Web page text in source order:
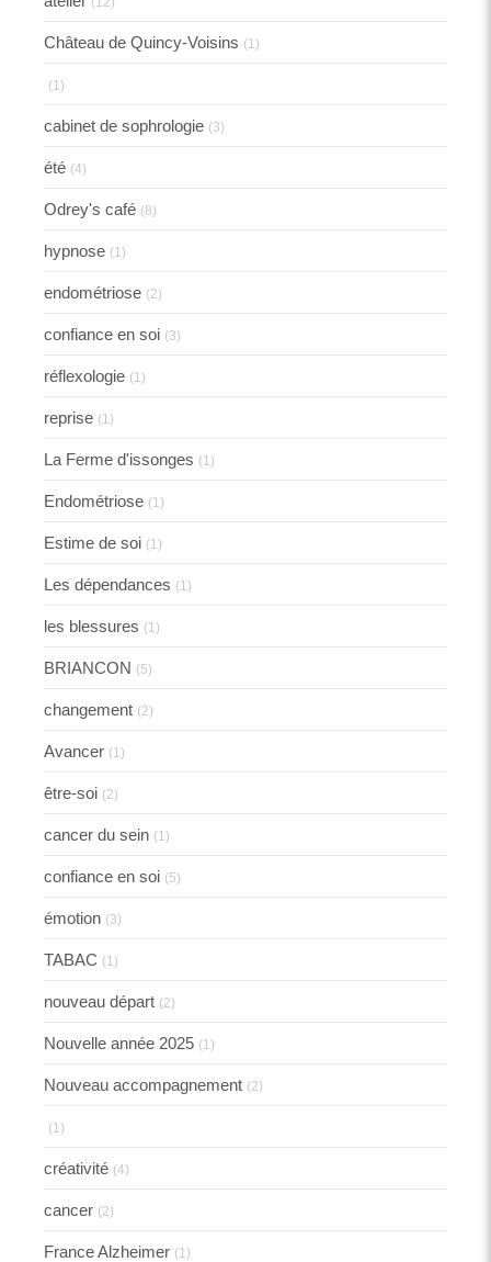
Château de Quincy-Voisins (1)
(1)
cabinet de sophrologie (3)
été (4)
Odrey's café (8)
hypnose (1)
endométriose (2)
confiance en soi (3)
réflexologie (1)
reprise (1)
La Ferme d'issonges (1)
Endométriose (1)
Estime de soi (1)
Les dépendances (1)
les blessures (1)
BRIANCON (5)
changement (2)
Avancer (1)
être-soi (2)
cancer du sein (1)
confiance en soi (5)
émotion (3)
TABAC (1)
nouveau départ (2)
Nouvelle année 2025 (1)
Nouveau accompagnement (2)
(1)
créativité (4)
cancer (2)
France Alzheimer (1)